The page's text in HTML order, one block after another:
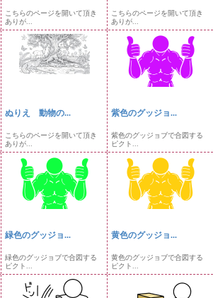
こちらのページを開いて頂き
ありが...
こちらのページを開いて頂き
ありが...
ぬりえ 動物の...
こちらのページを開いて頂き
ありが...
紫色のグッジョ...
紫色のグッジョブで合図する
ピクト...
緑色のグッジョ...
緑色のグッジョブで合図する
ピクト...
黄色のグッジョ...
黄色のグッジョブで合図する
ピクト...